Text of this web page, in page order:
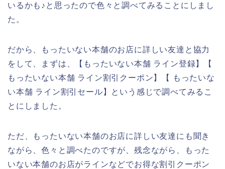
いるかも♪と思ったので色々と調べてみることにしまし
た。
だから、もったいない本舗のお店に詳しい友達と協力
をして、まずは、【もったいない本舗 ライン登録】【
もったいない本舗 ライン割引クーポン】【 もったいな
い本舗 ライン割引セール】という感じで調べてみるこ
とにしました。
ただ、もったいない本舗のお店に詳しい友達にも聞き
ながら、色々と調べたのですが、残念ながら、もった
いない本舗のお店がラインなどでお得な割引クーポン